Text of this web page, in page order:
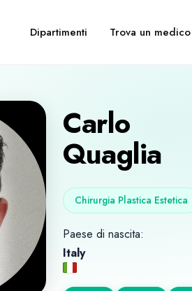
Dipartimenti Trova un medico
Carlo
Quaglia
Chirurgia Plastica Estetica
Paese di nascita:
Italy